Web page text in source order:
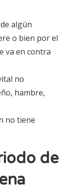
algún
o bien por el
va en contra
no
hambre,
no tiene
de